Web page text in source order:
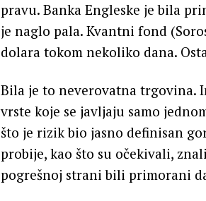
pravu. Banka Engleske je bila
je naglo pala. Kvantni fond
dolara tokom nekoliko dana.
Bila je to neverovatna trgovina.
vrste koje se javljaju samo
što je rizik bio jasno definisan
probije, kao što su očekivali,
pogrešnoj strani bili primorani